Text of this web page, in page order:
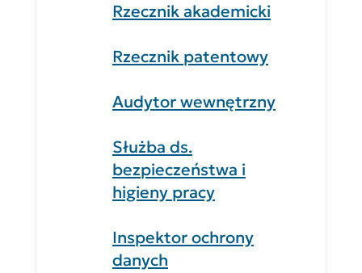
Rzecznik akademicki
Rzecznik patentowy
Audytor wewnętrzny
Służba ds.
bezpieczeństwa i
higieny pracy
Inspektor ochrony
danych